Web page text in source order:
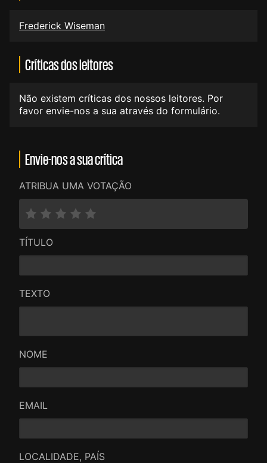
Frederick Wiseman
Críticas dos leitores
Não existem críticas dos nossos leitores. Por
favor envie-nos a sua através do formulário.
Envie-nos a sua crítica
ATRIBUA UMA VOTAÇÃO
TÍTULO
TEXTO
NOME
EMAIL
LOCALIDADE, PAÍS